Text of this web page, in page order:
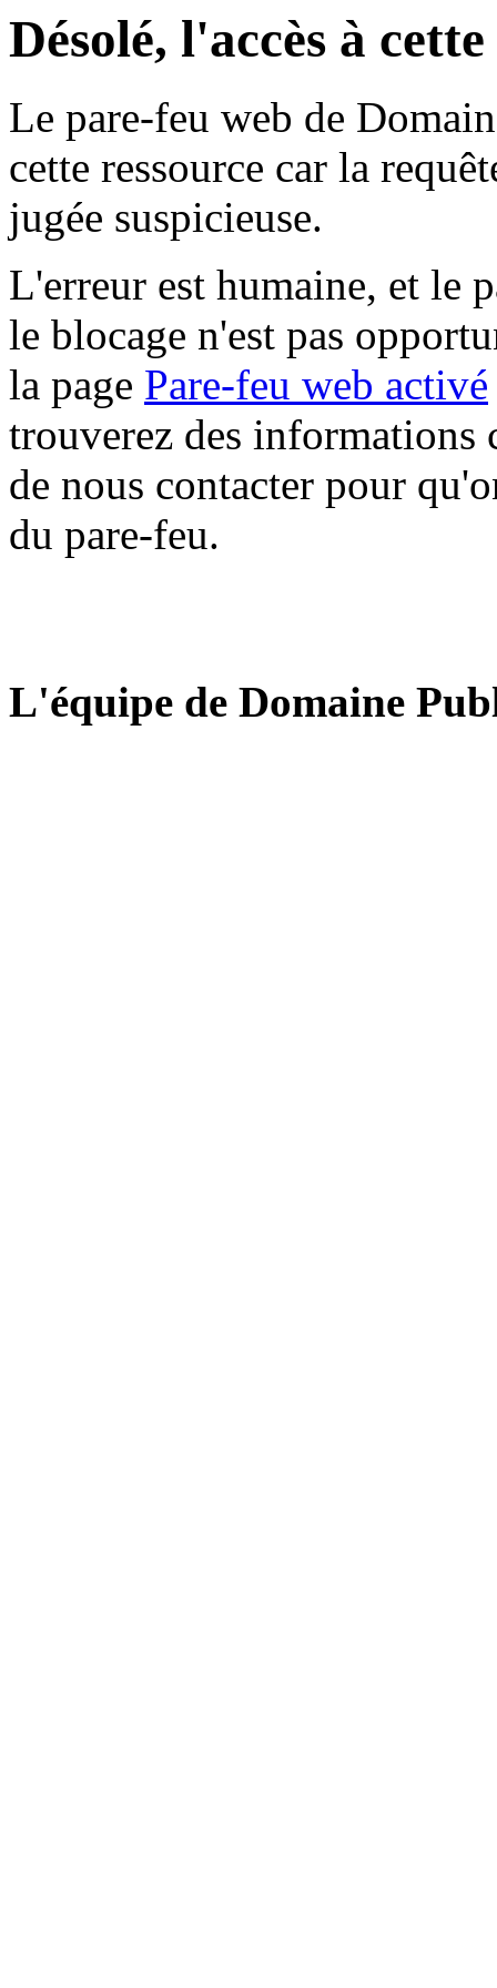
Désolé, l'accès à
Le pare-feu web de
cette ressource car la
jugée suspicieuse.
L'erreur est humaine, et le
le blocage n'est pas
la page Pare-feu web activé
trouverez des informations
de nous contacter pour
du pare-feu.
L'équipe de Domaine